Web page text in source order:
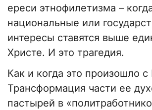
ереси этнофилетизма –
национальные или
интересы ставятся выше
Христе. И это трагедия.
Как и когда это произошло
Трансформация части ее
пастырей в